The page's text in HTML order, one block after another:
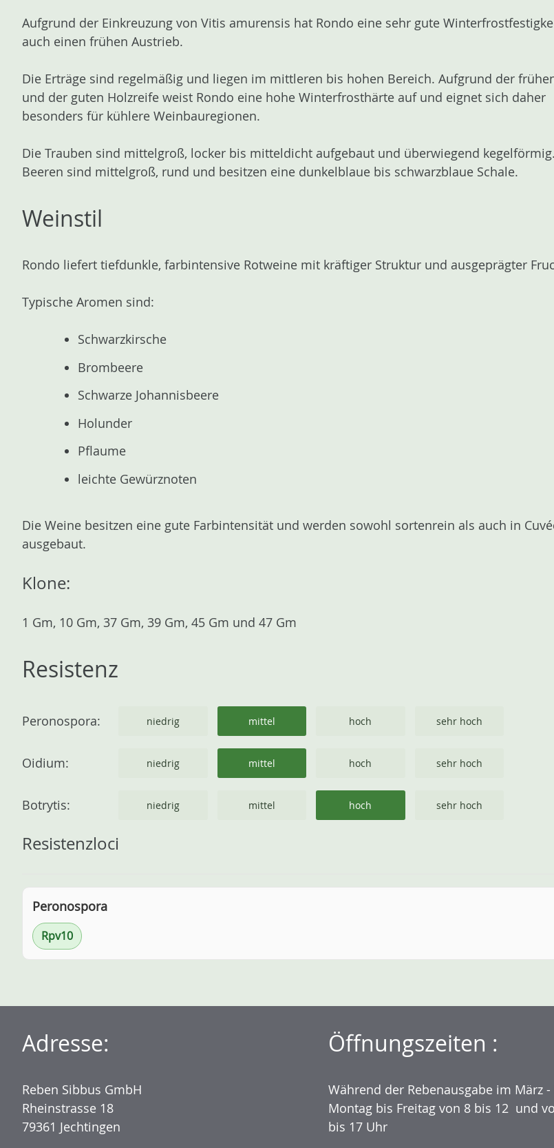
Aufgrund der Einkreuzung von Vitis amurensis hat Rondo eine sehr gute
auch einen frühen Austrieb.
Die Erträge sind regelmäßig und liegen im mittleren bis hohen Bereich. Aufgrund der
und der guten Holzreife weist Rondo eine hohe Winterfrosthärte auf und eignet sich daher
besonders für kühlere Weinbauregionen.
Die Trauben sind mittelgroß, locker bis mitteldicht aufgebaut und überwiegend
Beeren sind mittelgroß, rund und besitzen eine dunkelblaue bis schwarzblaue Schale.
Weinstil
Rondo liefert tiefdunkle, farbintensive Rotweine mit kräftiger Struktur und ausgeprägter
Typische Aromen sind:
Schwarzkirsche
Brombeere
Schwarze Johannisbeere
Holunder
Pflaume
leichte Gewürznoten
Die Weine besitzen eine gute Farbintensität und werden sowohl sortenrein als auch in
ausgebaut.
Klone:
1 Gm, 10 Gm, 37 Gm, 39 Gm, 45 Gm und 47 Gm
Resistenz
Peronospora: niedrig mittel hoch sehr hoch
Oidium: niedrig mittel hoch sehr hoch
Botrytis: niedrig mittel hoch sehr hoch
Resistenzloci
Peronospora
Rpv10
Adresse:
Reben Sibbus GmbH
Rheinstrasse 18
79361 Jechtingen
Öffnungszeiten :
Während der Rebenausgabe im März -
Montag bis Freitag von 8 bis 12 und
bis 17 Uhr